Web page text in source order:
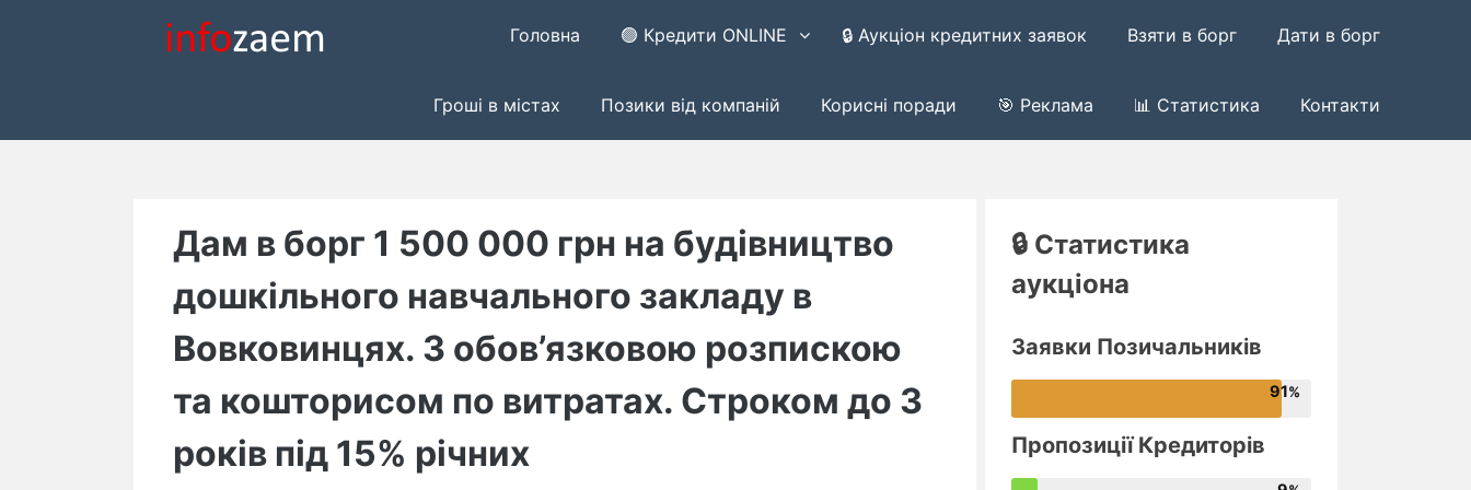
Головна 🟢 Кредити ONLINE 🔒 Аукціон кредитних заявок Взяти в борг Дати в борг
Гроші в містах Позики від компаній Корисні поради 🎯 Реклама 📊 Статистика Контакти
Дам в борг 1 500 000 грн на будівництво
дошкільного навчального закладу в
Вовковинцях. З обов’язковою розпискою
та кошторисом по витратах. Строком до 3
років під 15% річних
🔒 Статистика
аукціона
Заявки Позичальників
91
Пропозиції Кредиторів